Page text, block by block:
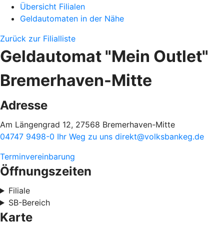
Übersicht Filialen
Geldautomaten in der Nähe
Zurück zur Filialliste
Geldautomat "Mein Outlet"
Bremerhaven-Mitte
Adresse
Am Längengrad 12, 27568 Bremerhaven-Mitte
04747 9498-0 Ihr Weg zu uns direkt@volksbankeg.de
Terminvereinbarung
Öffnungszeiten
Filiale
SB-Bereich
Karte